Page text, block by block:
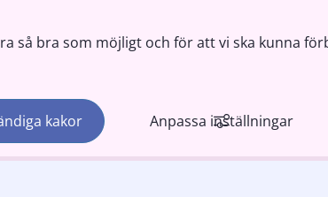
så bra som möjligt och för att vi ska kunna
kakor Anpassa inställningar